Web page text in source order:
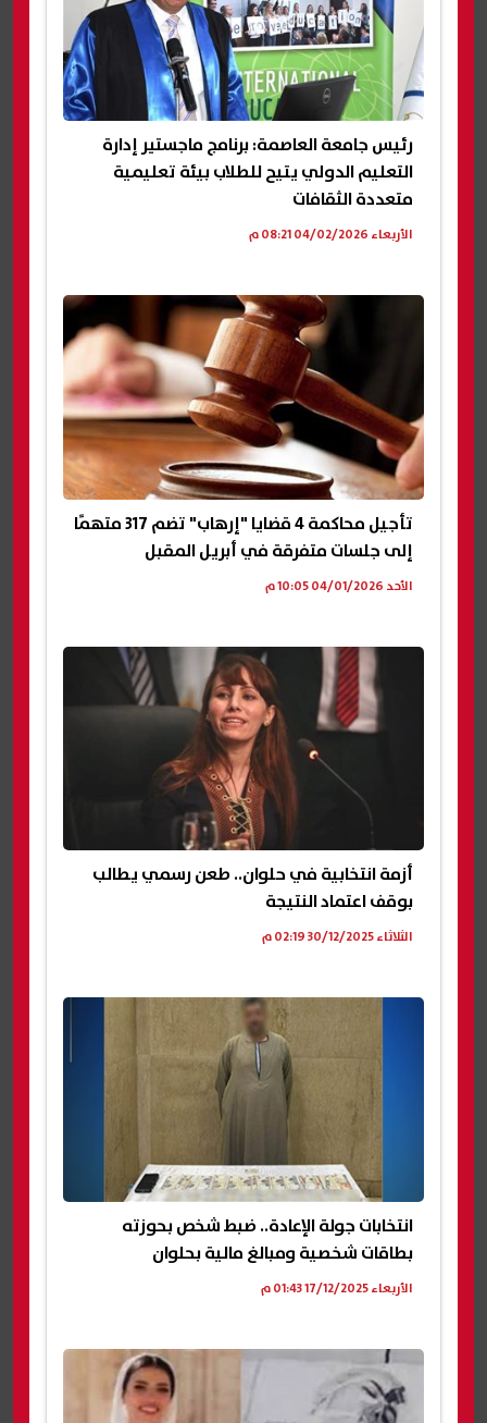
رئيس جامعة العاصمة: برنامج ماجستير إدارة
التعليم الدولي يتيح للطلاب بيئة تعليمية
متعددة الثقافات
الأربعاء 04/02/2026 08:21 م
تأجيل محاكمة 4 قضايا "إرهاب" تضم 317 متهمًا
إلى جلسات متفرقة في أبريل المقبل
الأحد 04/01/2026 10:05 م
أزمة انتخابية في حلوان.. طعن رسمي يطالب
بوقف اعتماد النتيجة
الثلاثاء 30/12/2025 02:19 م
انتخابات جولة الإعادة.. ضبط شخص بحوزته
بطاقات شخصية ومبالغ مالية بحلوان
الأربعاء 17/12/2025 01:43 م